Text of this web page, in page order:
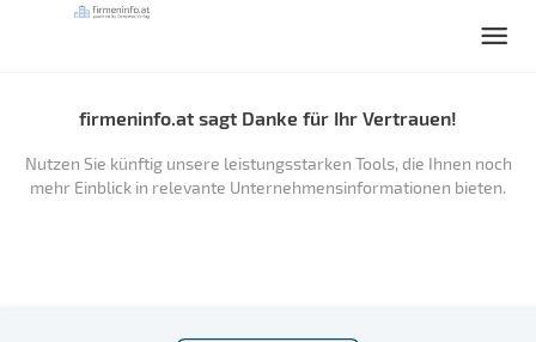
firmeninfo.at sagt Danke für Ihr Vertrauen!
Nutzen Sie künftig unsere leistungsstarken Tools, die Ihnen noch
mehr Einblick in relevante Unternehmensinformationen bieten.